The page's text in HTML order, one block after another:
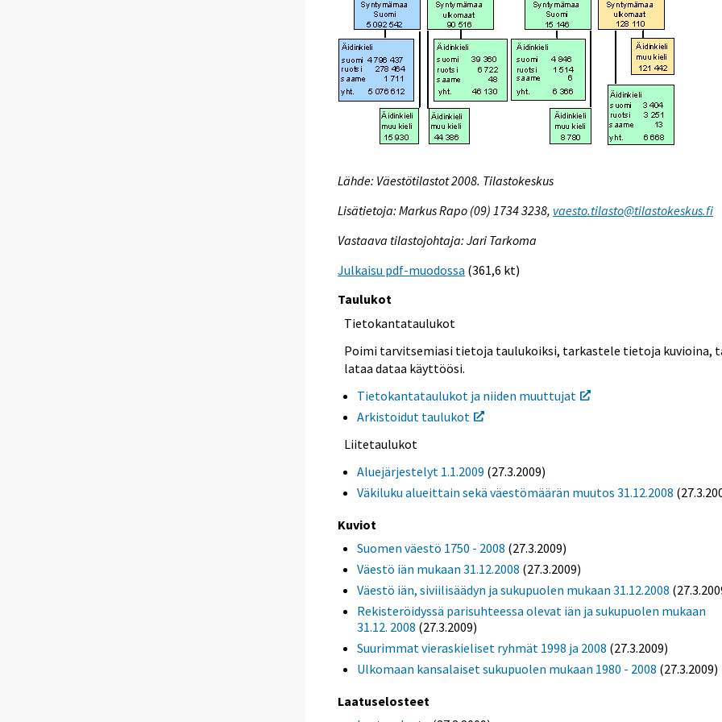
Lähde: Väestötilastot 2008. Tilastokeskus
Lisätietoja: Markus Rapo (09) 1734 3238, vaesto.tilasto@tilastokeskus.fi
Vastaava tilastojohtaja: Jari Tarkoma
Julkaisu pdf-muodossa (361,6 kt)
Taulukot
Tietokantataulukot
Poimi tarvitsemiasi tietoja taulukoiksi, tarkastele tietoja kuvioina,
lataa dataa käyttöösi.
Tietokantataulukot ja niiden muuttujat
Arkistoidut taulukot
Liitetaulukot
Aluejärjestelyt 1.1.2009 (27.3.2009)
Väkiluku alueittain sekä väestömäärän muutos 31.12.2008
Kuviot
Suomen väestö 1750 - 2008 (27.3.2009)
Väestö iän mukaan 31.12.2008 (27.3.2009)
Väestö iän, siviilisäädyn ja sukupuolen mukaan 31.12.2008
Rekisteröidyssä parisuhteessa olevat iän ja sukupuolen mukaan
31.12. 2008 (27.3.2009)
Suurimmat vieraskieliset ryhmät 1998 ja 2008 (27.3.2009)
Ulkomaan kansalaiset sukupuolen mukaan 1980 - 2008 (27.3.2009)
Laatuselosteet